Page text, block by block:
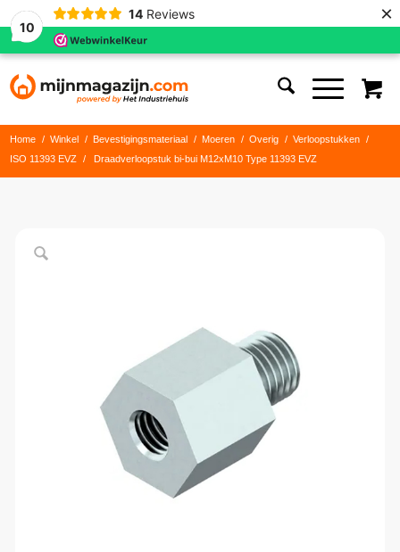
10
14 Reviews ×
Home / Winkel / Bevestigingsmateriaal / Moeren / Overig / Verloopstukken
/
ISO 11393 EVZ
/ Draadverloopstuk bi-bui M12xM10 Type 11393 EVZ